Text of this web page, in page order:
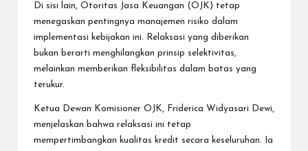
Di sisi lain, Otoritas Jasa Keuangan (OJK) tetap
menegaskan pentingnya manajemen risiko dalam
implementasi kebijakan ini. Relaksasi yang diberikan
bukan berarti menghilangkan prinsip selektivitas,
melainkan memberikan fleksibilitas dalam batas yang
terukur.
Ketua Dewan Komisioner OJK, Friderica Widyasari Dewi,
menjelaskan bahwa relaksasi ini tetap
mempertimbangkan kualitas kredit secara keseluruhan. Ia